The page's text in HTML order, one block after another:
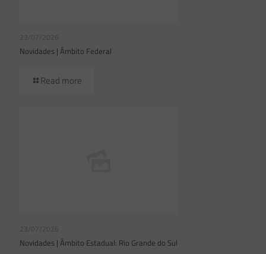
23/07/2026
Novidades | Âmbito Federal
Read more
23/07/2026
Novidades | Âmbito Estadual: Rio Grande do Sul